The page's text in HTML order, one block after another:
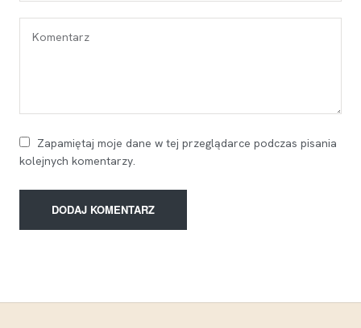
Zapamiętaj moje dane w tej przeglądarce podczas pisania
kolejnych komentarzy.